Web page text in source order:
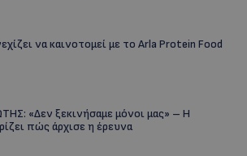
να καινοτομεί με το Arla Protein Food
«Δεν ξεκινήσαμε μόνοι μας» – Η
πώς άρχισε η έρευνα